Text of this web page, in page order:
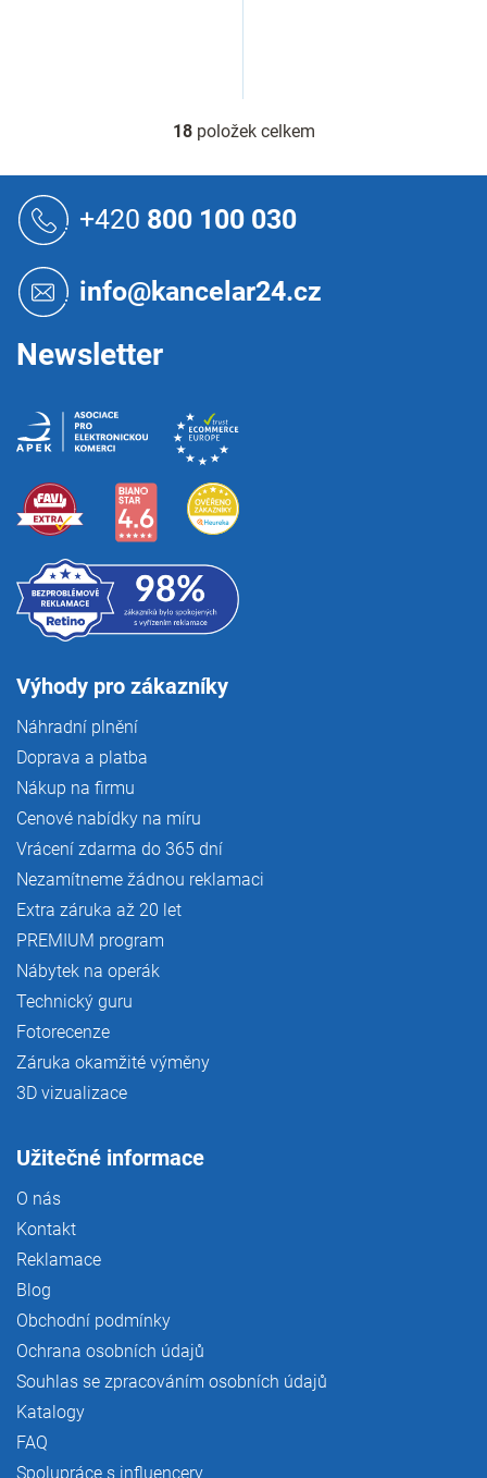
O
l
d
í
p
18položek celkem
+420 800 100 030
info@kancelar24.cz
Newsletter
Výhody pro zákazníky
Náhradní plnění
Doprava a platba
Nákup na firmu
Cenové nabídky na míru
Vrácení zdarma do 365 dní
Nezamítneme žádnou reklamaci
Extra záruka až 20 let
PREMIUM program
Nábytek na operák
Technický guru
Fotorecenze
Záruka okamžité výměny
3D vizualizace
Užitečné informace
O nás
Kontakt
Reklamace
Blog
Obchodní podmínky
Ochrana osobních údajů
Souhlas se zpracováním osobních údajů
Katalogy
FAQ
Spolupráce s influencery